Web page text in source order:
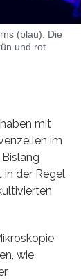
(blau). Die
und rot
mit
im
der Regel
wie